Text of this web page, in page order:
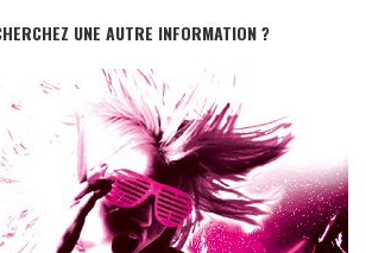
UNE AUTRE INFORMATION ?